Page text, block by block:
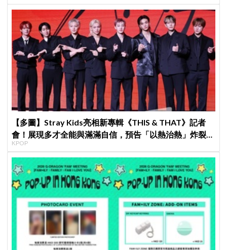
【多圖】Stray Kids亮相新專輯《THIS & THAT》記者
會！展現多才全能與滿滿自信，預告「以熱治熱」炸裂夏
日音樂圈
KPOP